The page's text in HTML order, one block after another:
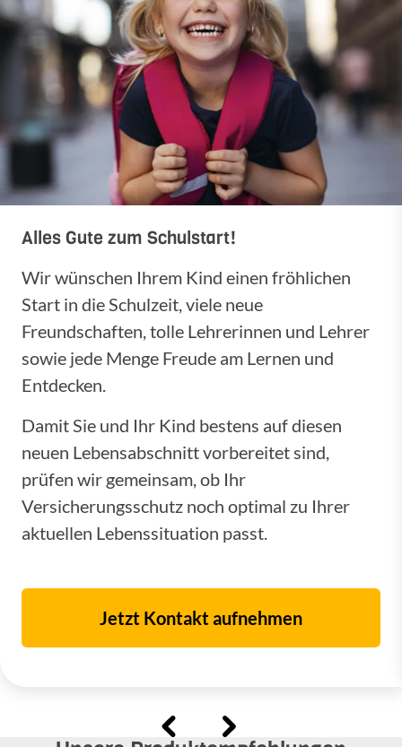
Alles Gute zum Schulstart!
Wir wünschen Ihrem Kind einen fröhlichen
Start in die Schulzeit, viele neue
Freundschaften, tolle Lehrerinnen und Lehrer
sowie jede Menge Freude am Lernen und
Entdecken.
Damit Sie und Ihr Kind bestens auf diesen
neuen Lebensabschnitt vorbereitet sind,
prüfen wir gemeinsam, ob Ihr
Versicherungsschutz noch optimal zu Ihrer
aktuellen Lebenssituation passt.
Jetzt Kontakt aufnehmen